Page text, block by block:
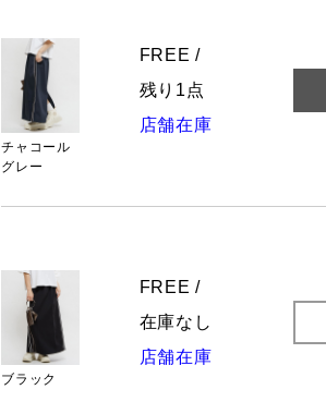
チャコール
グレー
FREE /
残り1点
店舗在庫
ブラック
FREE /
在庫なし
店舗在庫